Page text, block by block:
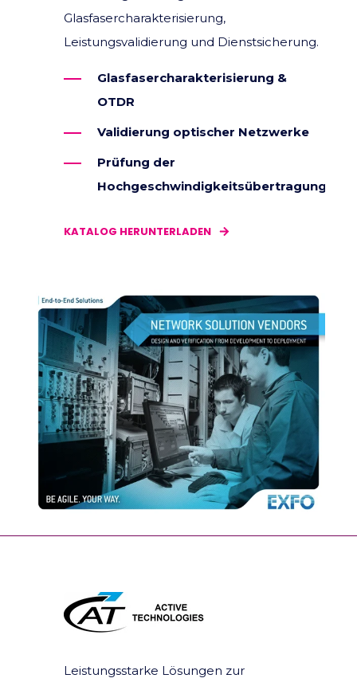
Glasfasercharakterisierung,
Leistungsvalidierung und Dienstsicherung.
Glasfasercharakterisierung &
OTDR
Validierung optischer Netzwerke
Prüfung der
Hochgeschwindigkeitsübertragung
KATALOG HERUNTERLADEN
Leistungsstarke Lösungen zur